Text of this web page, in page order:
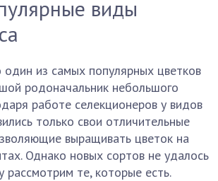
виды
из самых популярных цветков
родоначальник небольшого
работе селекционеров у видов
только свои отличительные
выращивать цветок на
Однако новых сортов не удалось
рассмотрим те, которые есть.